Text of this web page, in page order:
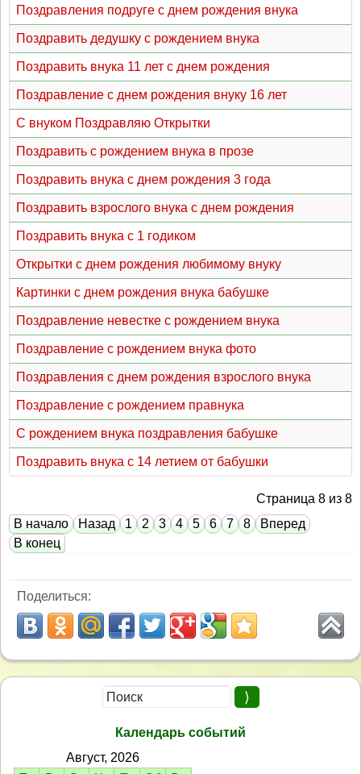
Поздравления подруге с днем рождения внука
Поздравить дедушку с рождением внука
Поздравить внука 11 лет с днем рождения
Поздравление с днем рождения внуку 16 лет
С внуком Поздравляю Открытки
Поздравить с рождением внука в прозе
Поздравить внука с днем рождения 3 года
Поздравить взрослого внука с днем рождения
Поздравить внука с 1 годиком
Открытки с днем рождения любимому внуку
Картинки с днем рождения внука бабушке
Поздравление невестке с рождением внука
Поздравление с рождением внука фото
Поздравления с днем рождения взрослого внука
Поздравление с рождением правнука
С рождением внука поздравления бабушке
Поздравить внука с 14 летием от бабушки
Страница 8 из 8
В начало
Назад 1 2 3 4 5 6 7 8
Вперед
В конец
Поделиться:
Календарь событий
Август, 2026